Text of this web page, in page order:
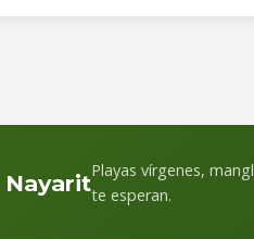
NayaritPlayas vírgenes,
te esperan.